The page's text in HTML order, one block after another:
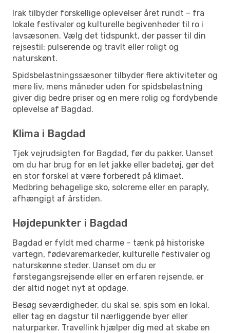
Irak tilbyder forskellige oplevelser året rundt – fra
lokale festivaler og kulturelle begivenheder til ro i
lavsæsonen. Vælg det tidspunkt, der passer til din
rejsestil: pulserende og travlt eller roligt og
naturskønt.
Spidsbelastningssæsoner tilbyder flere aktiviteter og
mere liv, mens måneder uden for spidsbelastning
giver dig bedre priser og en mere rolig og fordybende
oplevelse af Bagdad.
Klima i Bagdad
Tjek vejrudsigten for Bagdad, før du pakker. Uanset
om du har brug for en let jakke eller badetøj, gør det
en stor forskel at være forberedt på klimaet.
Medbring behagelige sko, solcreme eller en paraply,
afhængigt af årstiden.
Højdepunkter i Bagdad
Bagdad er fyldt med charme – tænk på historiske
vartegn, fødevaremarkeder, kulturelle festivaler og
naturskønne steder. Uanset om du er
førstegangsrejsende eller en erfaren rejsende, er
der altid noget nyt at opdage.
Besøg seværdigheder, du skal se, spis som en lokal,
eller tag en dagstur til nærliggende byer eller
naturparker. Travellink hjælper dig med at skabe en